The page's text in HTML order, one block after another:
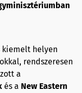
kiemelt helyen
rendszeresen
a
és a New Eastern